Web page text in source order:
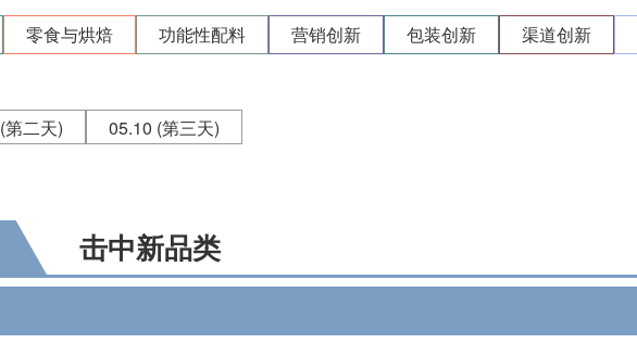
零食与烘焙 功能性配料 营销创新 包装创新 渠道创新
(第二天) 05.10 (第三天)
击中新品类